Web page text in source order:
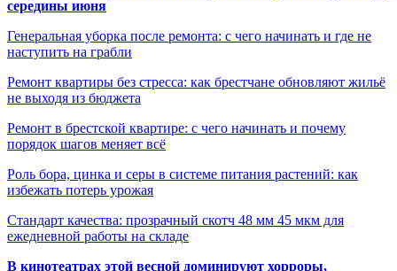
середины июня
Генеральная уборка после ремонта: с чего начинать и где не
наступить на грабли
Ремонт квартиры без стресса: как брестчане обновляют жильё
не выходя из бюджета
Ремонт в брестской квартире: с чего начинать и почему
порядок шагов меняет всё
Роль бора, цинка и серы в системе питания растений: как
избежать потерь урожая
Стандарт качества: прозрачный скотч 48 мм 45 мкм для
ежедневной работы на складе
В кинотеатрах этой весной доминируют хорроры,